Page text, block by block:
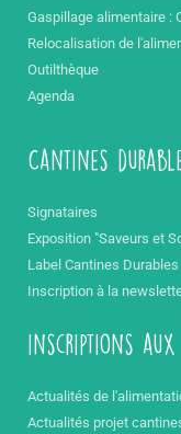
Gaspillage alimentaire :
Relocalisation de
Outilthèque
Agenda
Cantines
Signataires
Exposition "Saveurs et
Label Cantines Durables
Inscription à la
inscriptions
Actualités de
Actualités projet